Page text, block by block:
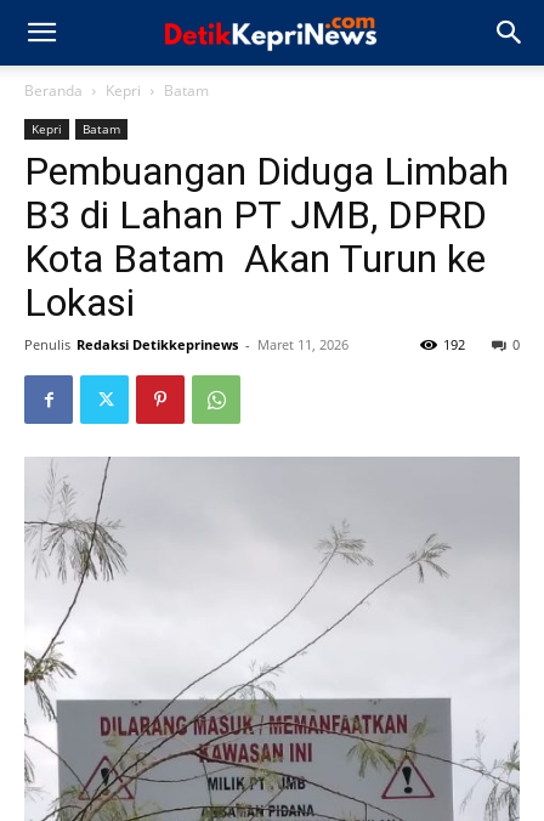
Beranda Kepri Batam
Kepri Batam
Pembuangan Diduga Limbah
B3 di Lahan PT JMB, DPRD
Kota Batam Akan Turun ke
Lokasi
Penulis Redaksi Detikkeprinews - Maret 11, 2026 0
192